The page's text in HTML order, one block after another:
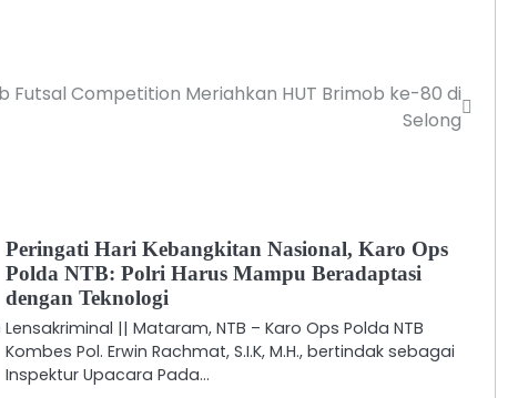
Futsal Competition Meriahkan HUT Brimob ke-80 di
Selong
Peringati Hari Kebangkitan Nasional, Karo Ops
Polda NTB: Polri Harus Mampu Beradaptasi
dengan Teknologi
Lensakriminal || Mataram, NTB – Karo Ops Polda NTB
Kombes Pol. Erwin Rachmat, S.I.K, M.H., bertindak sebagai
Inspektur Upacara Pada…